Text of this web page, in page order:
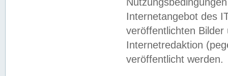
Internetangebot des
veröffentlichten
Internetredaktion
veröffentlicht werden.